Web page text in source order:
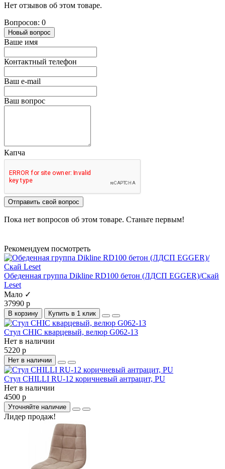
Нет отзывов об этом товаре.
Вопросов: 0
Новый вопрос
Ваше имя
Контактный телефон
Ваш e-mail
Ваш вопрос
Капча
Отправить свой вопрос
Пока нет вопросов об этом товаре. Станьте первым!
Рекомендуем посмотреть
Обеденная группа Dikline RD100 бетон (ЛДСП EGGER)/Скай
Leset
Мало ✓
37990 р
В корзину Купить в 1 клик
Стул CHIC кварцевый, велюр G062-13
Нет в наличии
5220 р
Нет в наличии
Стул CHILLI RU-12 коричневый антрацит, PU
Нет в наличии
4500 р
Уточняйте наличие
Лидер продаж!